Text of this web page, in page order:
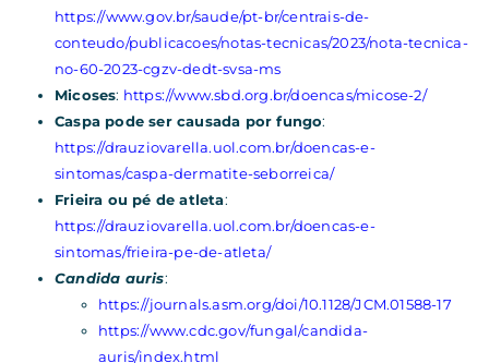
https://www.gov.br/saude/pt-br/centrais-de-
conteudo/publicacoes/notas-tecnicas/2023/nota-tecnica-
no-60-2023-cgzv-dedt-svsa-ms
Micoses: https://www.sbd.org.br/doencas/micose-2/
Caspa pode ser causada por fungo:
https://drauziovarella.uol.com.br/doencas-e-
sintomas/caspa-dermatite-seborreica/
Frieira ou pé de atleta:
https://drauziovarella.uol.com.br/doencas-e-
sintomas/frieira-pe-de-atleta/
Candida auris:
https://journals.asm.org/doi/10.1128/JCM.01588-17
https://www.cdc.gov/fungal/candida-
auris/index.html